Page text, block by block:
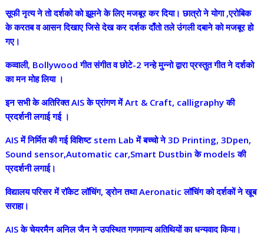
सूफी नृत्य ने तो दर्शको को झूमने के लिए मजबूर कर दिया। छात्रो ने योगा ,एरोबिक
के करतब व आसन दिखाए जिसे देख कर दर्शक दाँतो तले उंगली दबाने को मजबूर हो
गए।
कव्वाली, Bollywood गीत संगीत व छोटे-2 नन्हे मुन्नो द्वारा प्रस्तुत गीत ने दर्शको
का मन मोह लिया ।
इन सभी के अतिरिक्त AIS के प्रांगण में Art & Craft, calligraphy की
प्रदर्शनी लगाई गई ।
AIS में निर्मित की गई विशिष्ट stem Lab में बच्चो ने 3D Printing, 3Dpen,
Sound sensor,Automatic car,Smart Dustbin के models की
प्रदर्शनी लगाई।
विद्यालय परिसर में रॉकेट लॉचिंग, ड्रोन तथा Aeronatic लॉचिंग को दर्शकों ने खूब
सराहा।
AIS के चेयरमैन अनिल जैन ने उपस्थित गणमान्य अतिथियों का धन्यवाद किया।